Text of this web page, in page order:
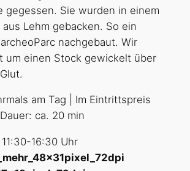
gegessen. Sie wurden in einem
Lehm gebacken. So ein
nachgebaut. Wir
um einen Stock gewickelt über
am Tag | Im Eintrittspreis
ca. 20 min
16:30 Uhr